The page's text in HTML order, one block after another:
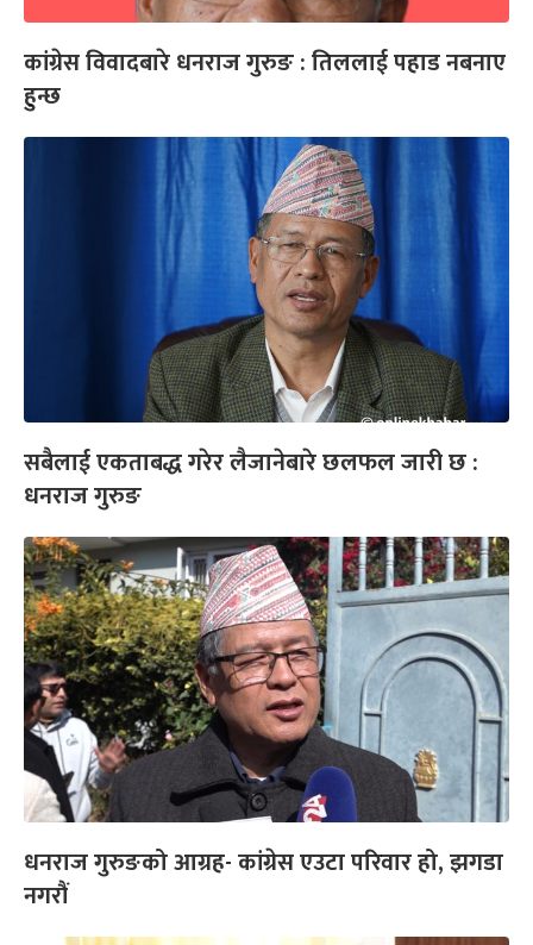
कांग्रेस विवादबारे धनराज गुरुङ : तिललाई पहाड नबनाए
हुन्छ
सबैलाई एकताबद्ध गरेर लैजानेबारे छलफल जारी छ :
धनराज गुरुङ
धनराज गुरुङको आग्रह- कांग्रेस एउटा परिवार हो, झगडा
नगरौं